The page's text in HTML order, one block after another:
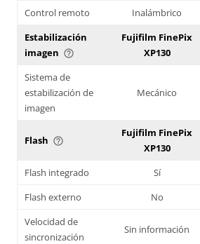
Control remoto
Inalámbrico
Estabilización
imagen help_outline
Fujifilm FinePix
XP130
Sistema de
estabilización de
imagen
Mecánico
Flash help_outline
Fujifilm FinePix
XP130
Flash integrado Sí
Flash externo
No
Velocidad de
sincronización
Sin información